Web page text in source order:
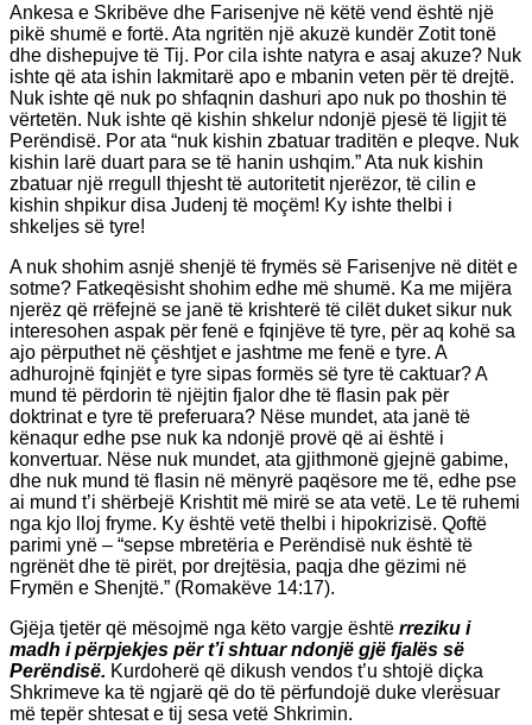
Ankesa e Skribëve dhe Farisenjve në këtë vend është një
pikë shumë e fortë. Ata ngritën një akuzë kundër Zotit tonë
dhe dishepujve të Tij. Por cila ishte natyra e asaj akuze? Nuk
ishte që ata ishin lakmitarë apo e mbanin veten për të drejtë.
Nuk ishte që nuk po shfaqnin dashuri apo nuk po thoshin të
vërtetën. Nuk ishte që kishin shkelur ndonjë pjesë të ligjit të
Perëndisë. Por ata “nuk kishin zbatuar traditën e pleqve. Nuk
kishin larë duart para se të hanin ushqim.” Ata nuk kishin
zbatuar një rregull thjesht të autoritetit njerëzor, të cilin e
kishin shpikur disa Judenj të moçëm! Ky ishte thelbi i
shkeljes së tyre!
A nuk shohim asnjë shenjë të frymës së Farisenjve në ditët e
sotme? Fatkeqësisht shohim edhe më shumë. Ka me mijëra
njerëz që rrëfejnë se janë të krishterë të cilët duket sikur nuk
interesohen aspak për fenë e fqinjëve të tyre, për aq kohë sa
ajo përputhet në çështjet e jashtme me fenë e tyre. A
adhurojnë fqinjët e tyre sipas formës së tyre të caktuar? A
mund të përdorin të njëjtin fjalor dhe të flasin pak për
doktrinat e tyre të preferuara? Nëse mundet, ata janë të
kënaqur edhe pse nuk ka ndonjë provë që ai është i
konvertuar. Nëse nuk mundet, ata gjithmonë gjejnë gabime,
dhe nuk mund të flasin në mënyrë paqësore me të, edhe pse
ai mund t’i shërbejë Krishtit më mirë se ata vetë. Le të ruhemi
nga kjo lloj fryme. Ky është vetë thelbi i hipokrizisë. Qoftë
parimi ynë – “sepse mbretëria e Perëndisë nuk është të
ngrënët dhe të pirët, por drejtësia, paqja dhe gëzimi në
Frymën e Shenjtë.” (Romakëve 14:17).
Gjëja tjetër që mësojmë nga këto vargje është rreziku i
madh i përpjekjes për t’i shtuar ndonjë gjë fjalës së
Perëndisë. Kurdoherë që dikush vendos t’u shtojë diçka
Shkrimeve ka të ngjarë që do të përfundojë duke vlerësuar
më tepër shtesat e tij sesa vetë Shkrimin.